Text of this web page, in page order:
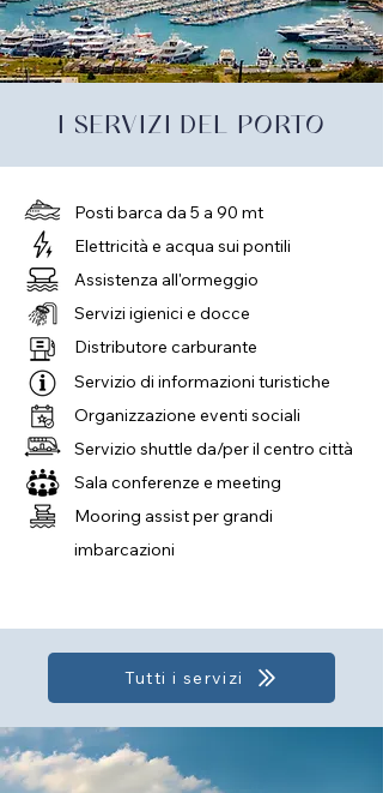
I SERVIZI DEL PORTO
Posti barca da 5 a 90 mt
Elettricità e acqua sui pontili
Assistenza all'ormeggio
Servizi igienici e docce
Distributore carburante
Servizio di informazioni turistiche
Organizzazione eventi sociali
Servizio shuttle da/per il centro città
Sala conferenze e meeting
Mooring assist per grandi
imbarcazioni
Tutti i servizi